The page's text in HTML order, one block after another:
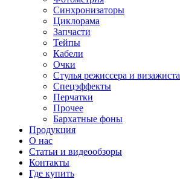
Синхронизаторы
Циклорама
Запчасти
Тейпы
Кабели
Очки
Стулья режиссера и визажиста
Спецэффекты
Перчатки
Прочее
Бархатные фоны
Продукция
О нас
Статьи и видеообзоры
Контакты
Где купить